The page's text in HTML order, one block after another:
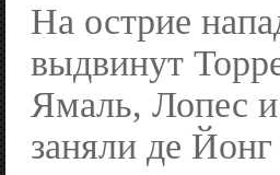
На острие
выдвинут
Ямаль, Лопес
заняли де